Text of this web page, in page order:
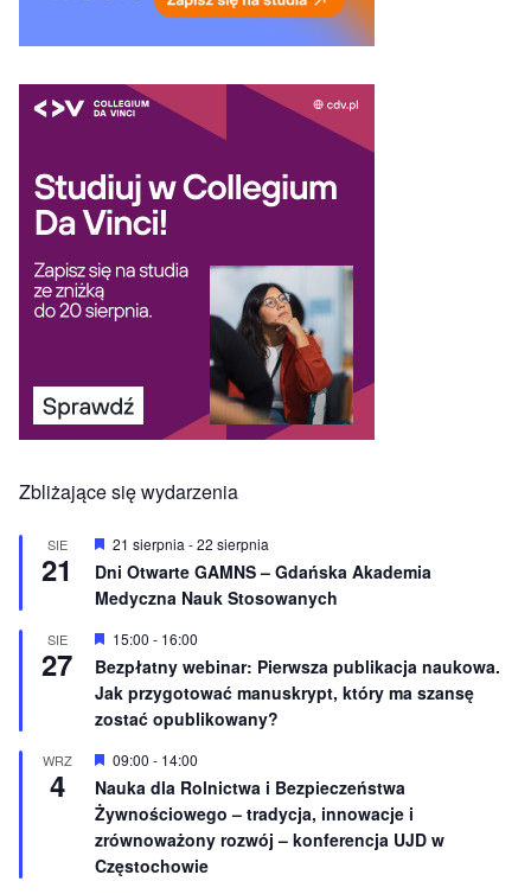
Zbliżające się wydarzenia
SIE
21
W
r
ó
n
o
n
e
21 sierpnia -22 sierpnia
Dni Otwarte GAMNS – Gdańska Akademia
Medyczna Nauk Stosowanych
SIE
27
W
r
ó
ż
n
i
o
n
e
15:00 - 16:00
Bezpłatny webinar: Pierwsza publikacja naukowa.
Jak przygotować manuskrypt, który ma szansę
zostać opublikowany?
WRZ
4
W
r
ó
ż
n
i
09:00 - 14:00
Nauka dla Rolnictwa i Bezpieczeństwa
Żywnościowego – tradycja, innowacje i
zrównoważony rozwój – konferencja UJD w
Częstochowie